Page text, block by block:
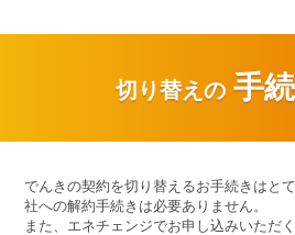
切り替えの 手
でんきの契約を切り替えるお手続きはと
社への解約手続きは必要ありません。
また、エネチェンジでお申し込みいただ